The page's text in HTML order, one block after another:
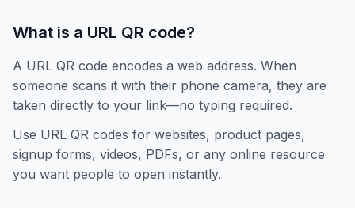
What is a URL QR code?
A URL QR code encodes a web address. When
someone scans it with their phone camera, they are
taken directly to your link—no typing required.
Use URL QR codes for websites, product pages,
signup forms, videos, PDFs, or any online resource
you want people to open instantly.